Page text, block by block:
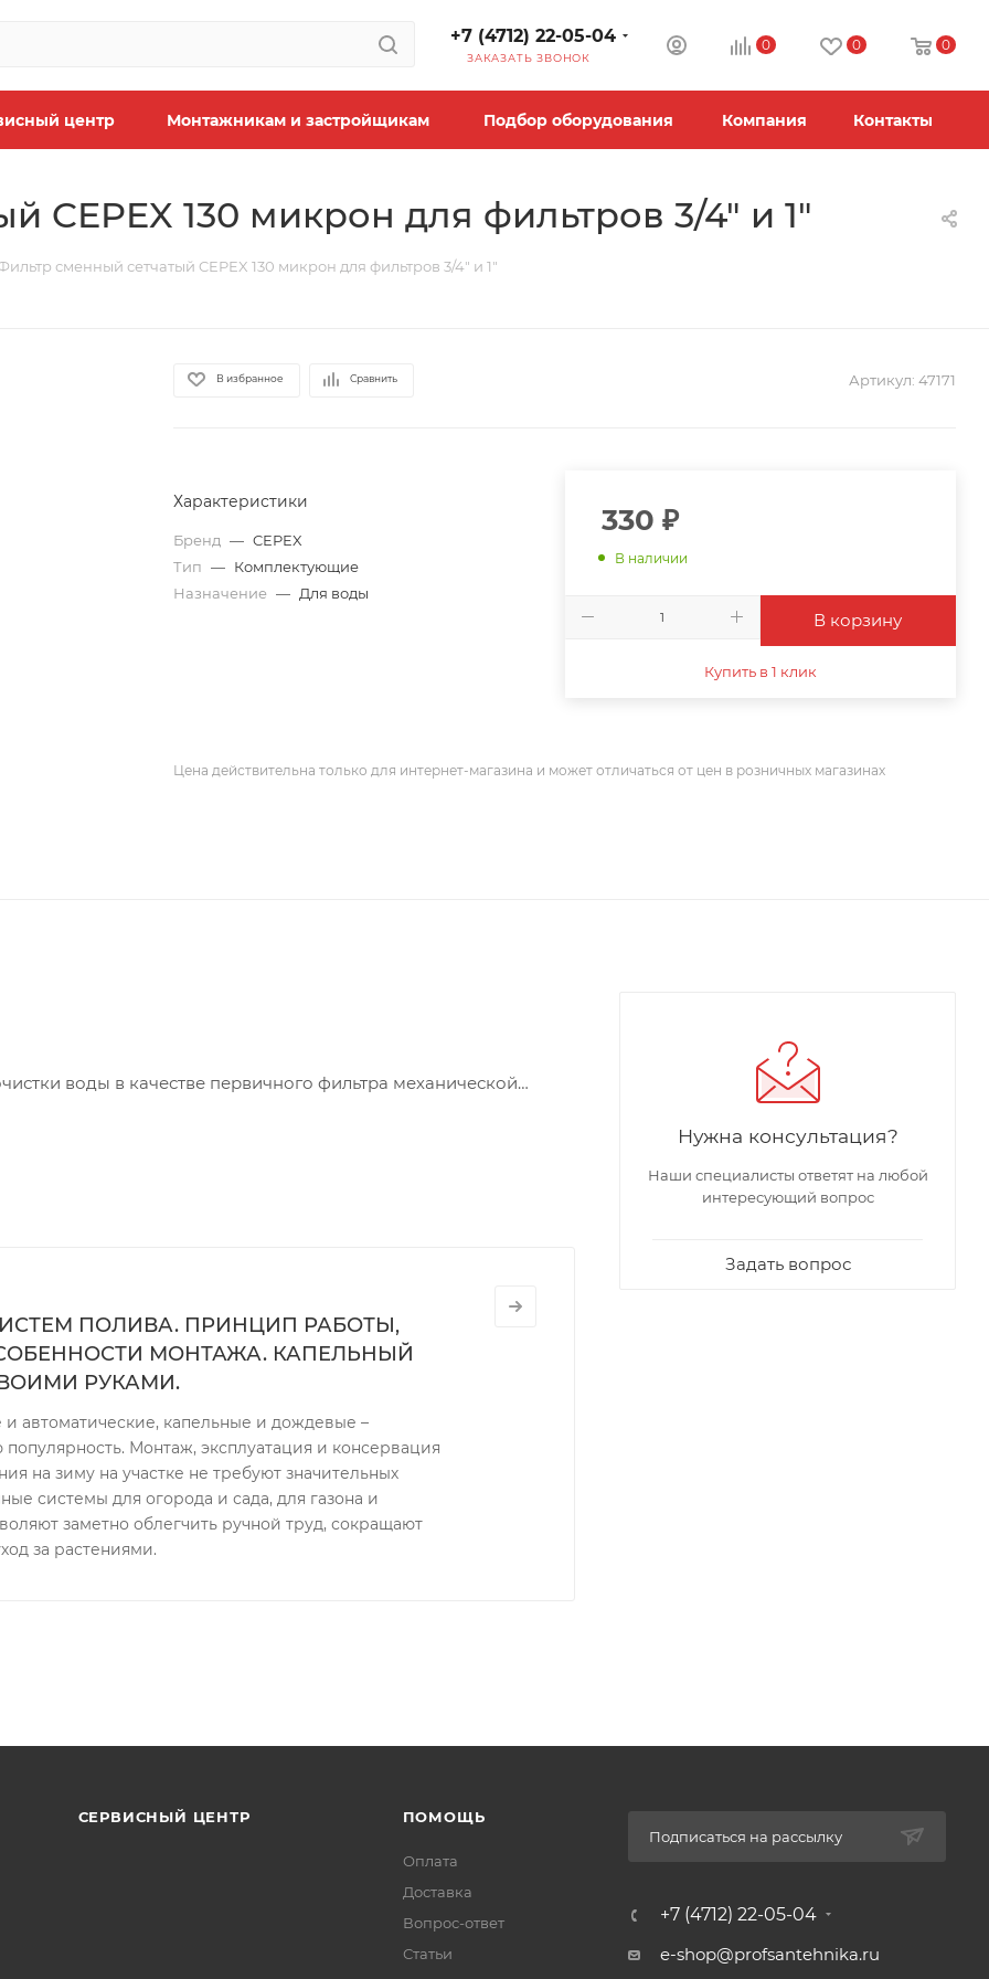
+7 (4712) 22-05-04
ЗАКАЗАТЬ ЗВОНОК
0 0 0
центр Монтажникам и застройщикам Подбор оборудования Компания Контакты
CEPEX 130 микрон для фильтров 3/4" и 1"
сменный сетчатый CEPEX 130 микрон для фильтров 3/4" и 1"
В избранное Сравнить Артикул: 47171
Характеристики
Бренд — CEPEX
Тип — Комплектующие
Назначение — Для воды
330 ₽
В наличии
В корзину
Купить в 1 клик
Цена действительна только для интернет-магазина и может отличаться от цен в розничных магазинах
воды в качестве первичного фильтра механической
используются диски из полимеров, на поверхности
и достать фильтрующий элемент, при этом пакет дисков
водой под незначительным напором. Серия
изготовленных из технического термопластика.
из корпуса фильтра. Фильтры могут комплектоваться
ПОЛИВА. ПРИНЦИП РАБОТЫ,
МОНТАЖА. КАПЕЛЬНЫЙ
РУКАМИ.
автоматические, капельные и дождевые –
Монтаж, эксплуатация и консервация
на зиму на участке не требуют значительных
системы для огорода и сада, для газона и
заметно облегчить ручной труд, сокращают
за растениями.
Нужна консультация?
Наши специалисты ответят на любой
интересующий вопрос
Задать вопрос
СЕРВИСНЫЙ ЦЕНТР ПОМОЩЬ
Оплата
Доставка
Вопрос-ответ
Статьи
Подписаться на рассылку
+7 (4712) 22-05-04
e-shop@profsantehnika.ru